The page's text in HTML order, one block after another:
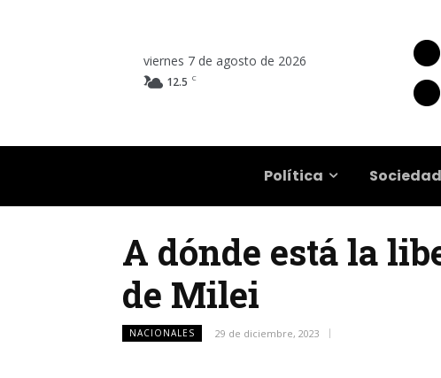
viernes 7 de agosto de 2026
12.5 C
Política Sociedad
A dónde está la
de Milei
NACIONALES 29 de diciembre, 2023